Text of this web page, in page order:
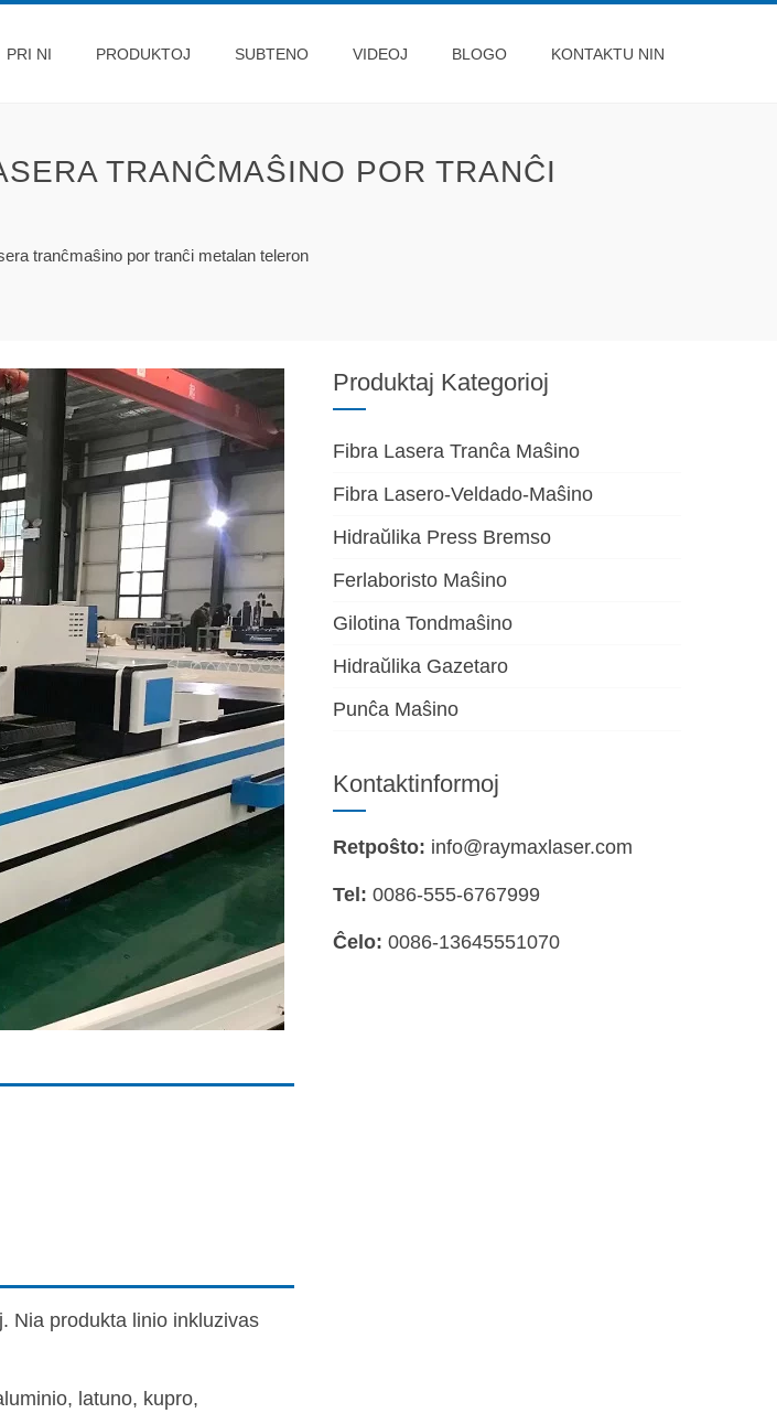
PRI NI PRODUKTOJ SUBTENO VIDEOJ BLOGO KONTAKTU NIN
TRANĈMAŜINO POR TRANĈI
tranĉmaŝino por tranĉi metalan teleron
Nia produkta linio inkluzivas
latuno, kupro,
Produktaj Kategorioj
Fibra Lasera Tranĉa Maŝino
Fibra Lasero-Veldado-Maŝino
Hidraŭlika Press Bremso
Ferlaboristo Maŝino
Gilotina Tondmaŝino
Hidraŭlika Gazetaro
Punĉa Maŝino
Kontaktinformoj
Retpoŝto: info@raymaxlaser.com
Tel: 0086-555-6767999
Ĉelo: 0086-13645551070